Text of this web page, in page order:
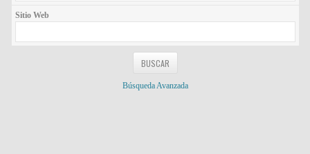
Sitio Web
Búsqueda Avanzada